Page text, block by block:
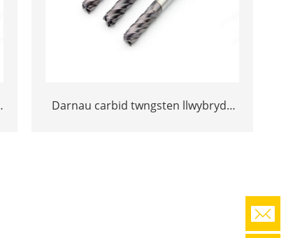
Darnau carbid twngsten llwybrydd